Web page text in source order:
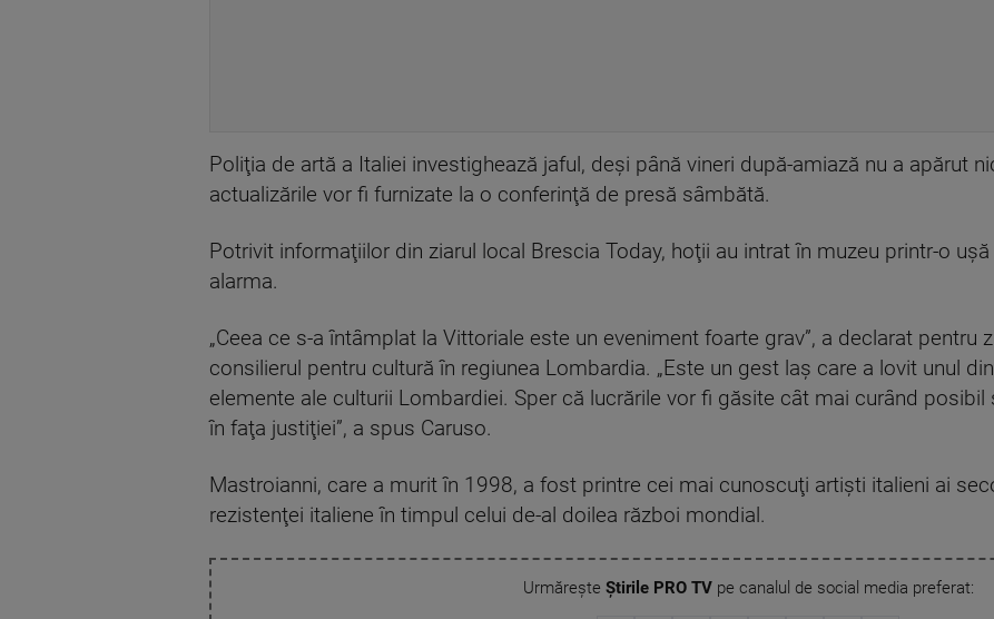
Poliţia de artă a Italiei investighează jaful, deşi până vineri după-amiază nu a apărut
actualizările vor fi furnizate la o conferinţă de presă sâmbătă.
Potrivit informaţiilor din ziarul local Brescia Today, hoţii au intrat în muzeu printr-o
alarma.
„Ceea ce s-a întâmplat la Vittoriale este un eveniment foarte grav”, a declarat pentru
consilierul pentru cultură în regiunea Lombardia. „Este un gest laş care a lovit unul
elemente ale culturii Lombardiei. Sper că lucrările vor fi găsite cât mai curând
în faţa justiţiei”, a spus Caruso.
Mastroianni, care a murit în 1998, a fost printre cei mai cunoscuţi artişti italieni ai
rezistenţei italiene în timpul celui de-al doilea război mondial.
Urmărește Știrile PRO TVpe canalul de social media preferat: